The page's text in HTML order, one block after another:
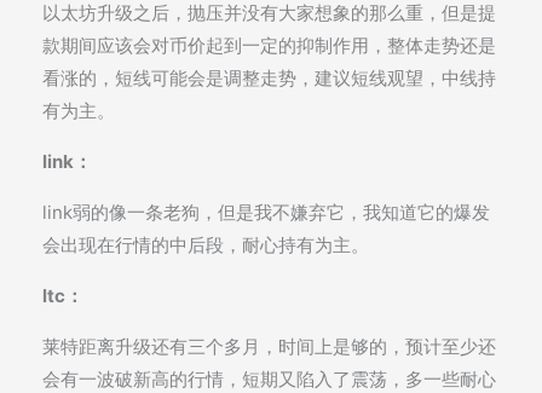
以太坊升级之后，抛压并没有大家想象的那么重，但是提
款期间应该会对币价起到一定的抑制作用，整体走势还是
看涨的，短线可能会是调整走势，建议短线观望，中线持
有为主。
link：
link弱的像一条老狗，但是我不嫌弃它，我知道它的爆发
会出现在行情的中后段，耐心持有为主。
ltc：
莱特距离升级还有三个多月，时间上是够的，预计至少还
会有一波破新高的行情，短期又陷入了震荡，多一些耐心